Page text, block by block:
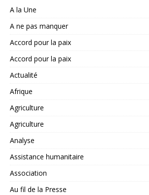
A la Une
A ne pas manquer
Accord pour la paix
Accord pour la paix
Actualité
Afrique
Agriculture
Agriculture
Analyse
Assistance humanitaire
Association
Au fil de la Presse